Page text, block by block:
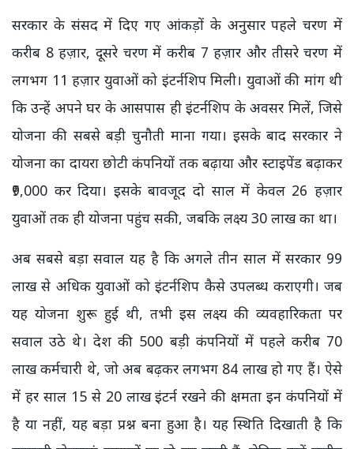
सरकार के संसद में दिए गए आंकड़ों के अनुसार पहले चरण में
करीब 8 हज़ार, दूसरे चरण में करीब 7 हज़ार और तीसरे चरण में
लगभग 11 हज़ार युवाओं को इंटर्नशिप मिली। युवाओं की मांग थी
कि उन्हें अपने घर के आसपास ही इंटर्नशिप के अवसर मिलें, जिसे
योजना की सबसे बड़ी चुनौती माना गया। इसके बाद सरकार ने
योजना का दायरा छोटी कंपनियों तक बढ़ाया और स्टाइपेंड बढ़ाकर
₹9,000 कर दिया। इसके बावजूद दो साल में केवल 26 हज़ार
युवाओं तक ही योजना पहुंच सकी, जबकि लक्ष्य 30 लाख का था।
अब सबसे बड़ा सवाल यह है कि अगले तीन साल में सरकार 99
लाख से अधिक युवाओं को इंटर्नशिप कैसे उपलब्ध कराएगी। जब
यह योजना शुरू हुई थी, तभी इस लक्ष्य की व्यवहारिकता पर
सवाल उठे थे। देश की 500 बड़ी कंपनियों में पहले करीब 70
लाख कर्मचारी थे, जो अब बढ़कर लगभग 84 लाख हो गए हैं। ऐसे
में हर साल 15 से 20 लाख इंटर्न रखने की क्षमता इन कंपनियों में
है या नहीं, यह बड़ा प्रश्न बना हुआ है। यह स्थिति दिखाती है कि